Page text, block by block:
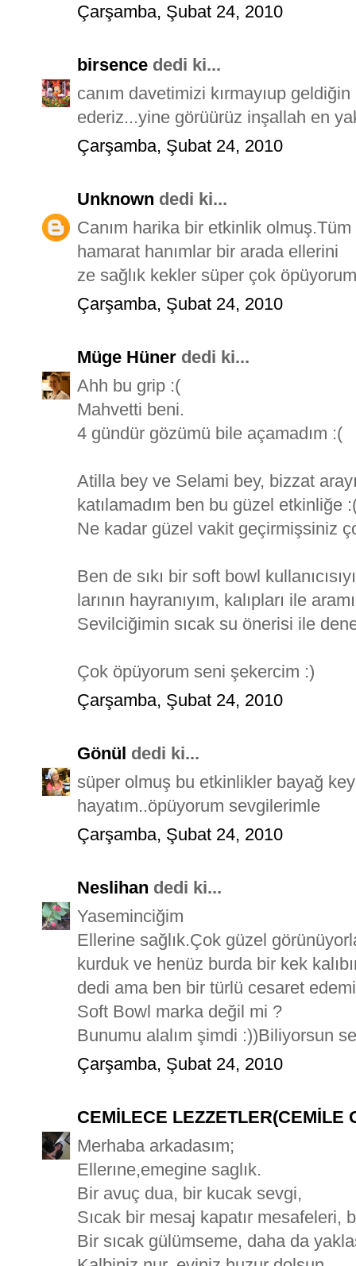
Çarşamba, Şubat 24, 2010
birsence dedi ki...
canım davetimizi kırmayıup
ederiz...yine görüürüz inşallah en
Çarşamba, Şubat 24, 2010
Unknown dedi ki...
Canım harika bir etkinlik olmuş.Tüm
hamarat hanımlar bir arada ellerini
ze sağlık kekler süper çok öpüyorum
Çarşamba, Şubat 24, 2010
Müge Hüner dedi ki...
Ahh bu grip :(
Mahvetti beni.
4 gündür gözümü bile açamadım :(
Atilla bey ve Selami bey, bizzat
katılamadım ben bu güzel etkinliğe
Ne kadar güzel vakit geçirmişsiniz
Ben de sıkı bir soft bowl
larının hayranıyım, kalıpları ile
Sevilciğimin sıcak su önerisi ile
Çok öpüyorum seni şekercim :)
Çarşamba, Şubat 24, 2010
Gönül dedi ki...
süper olmuş bu etkinlikler bayağ
hayatım..öpüyorum sevgilerimle
Çarşamba, Şubat 24, 2010
Neslihan dedi ki...
Yaseminciğim
Ellerine sağlık.Çok güzel
kurduk ve henüz burda bir kek
dedi ama ben bir türlü cesaret
Soft Bowl marka değil mi ?
Bunumu alalım şimdi :))Biliyorsun
Çarşamba, Şubat 24, 2010
CEMİLECE LEZZETLER(CEMİLE
Merhaba arkadasım;
Ellerıne,emegine saglık.
Bir avuç dua, bir kucak sevgi,
Sıcak bir mesaj kapatır mesafeleri,
Bir sıcak gülümseme, daha da